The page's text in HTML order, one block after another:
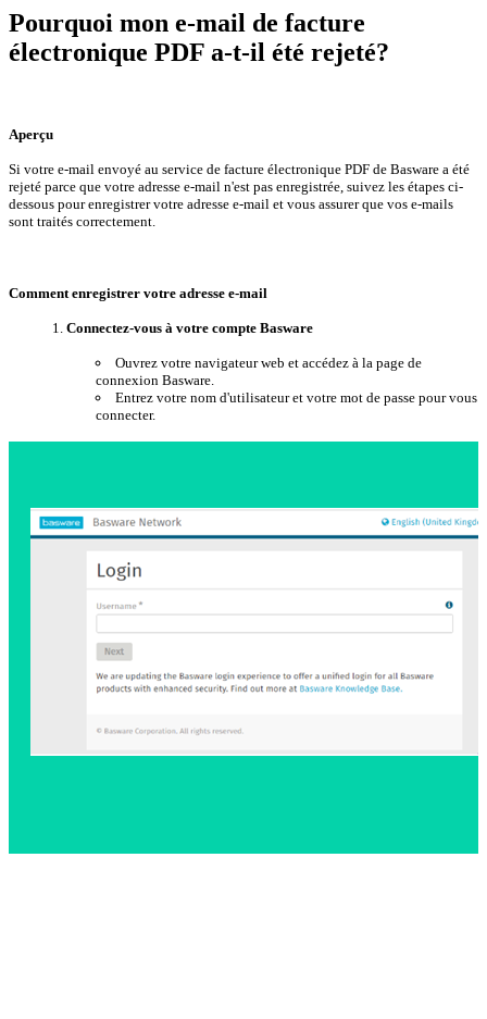
Pourquoi mon e-mail de facture
électronique PDF a-t-il été rejeté?
Aperçu
Si votre e-mail envoyé au service de facture électronique PDF de Basware a été
rejeté parce que votre adresse e-mail n'est pas enregistrée, suivez les étapes ci-
dessous pour enregistrer votre adresse e-mail et vous assurer que vos e-mails
sont traités correctement.
Comment enregistrer votre adresse e-mail
Connectez-vous à votre compte Basware
Ouvrez votre navigateur web et accédez à la page de
connexion Basware.
Entrez votre nom d'utilisateur et votre mot de passe pour vous
connecter.